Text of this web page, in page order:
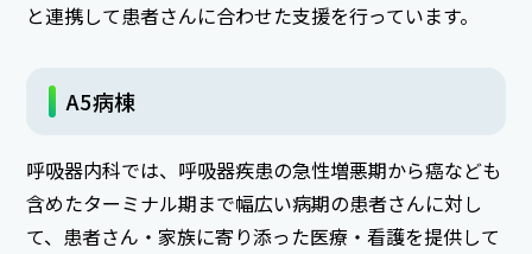
と連携して患者さんに合わせた支援を行っています。
A5病棟
呼吸器内科では、呼吸器疾患の急性増悪期から癌なども
含めたターミナル期まで幅広い病期の患者さんに対し
て、患者さん・家族に寄り添った医療・看護を提供して